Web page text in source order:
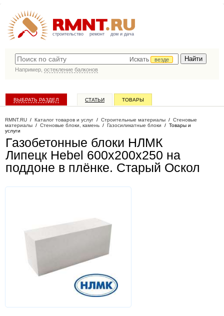
строительство ремонт дом и дача
Искать
везде
Например, остекление балконов
ВЫБРАТЬ РАЗДЕЛ СТАТЬИ ТОВАРЫ
RMNT.RU / Каталог товаров и услуг / Строительные материалы / Стеновые
материалы / Стеновые блоки, камень / Газосиликатные блоки / Товары и
услуги
Газобетонные блоки НЛМК
Липецк Hebel 600x200x250 на
поддоне в плёнке. Старый Оскол